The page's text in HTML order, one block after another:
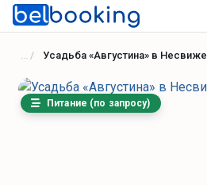
Усадьба «Августина» в Несвиже
Питание (по запросу)